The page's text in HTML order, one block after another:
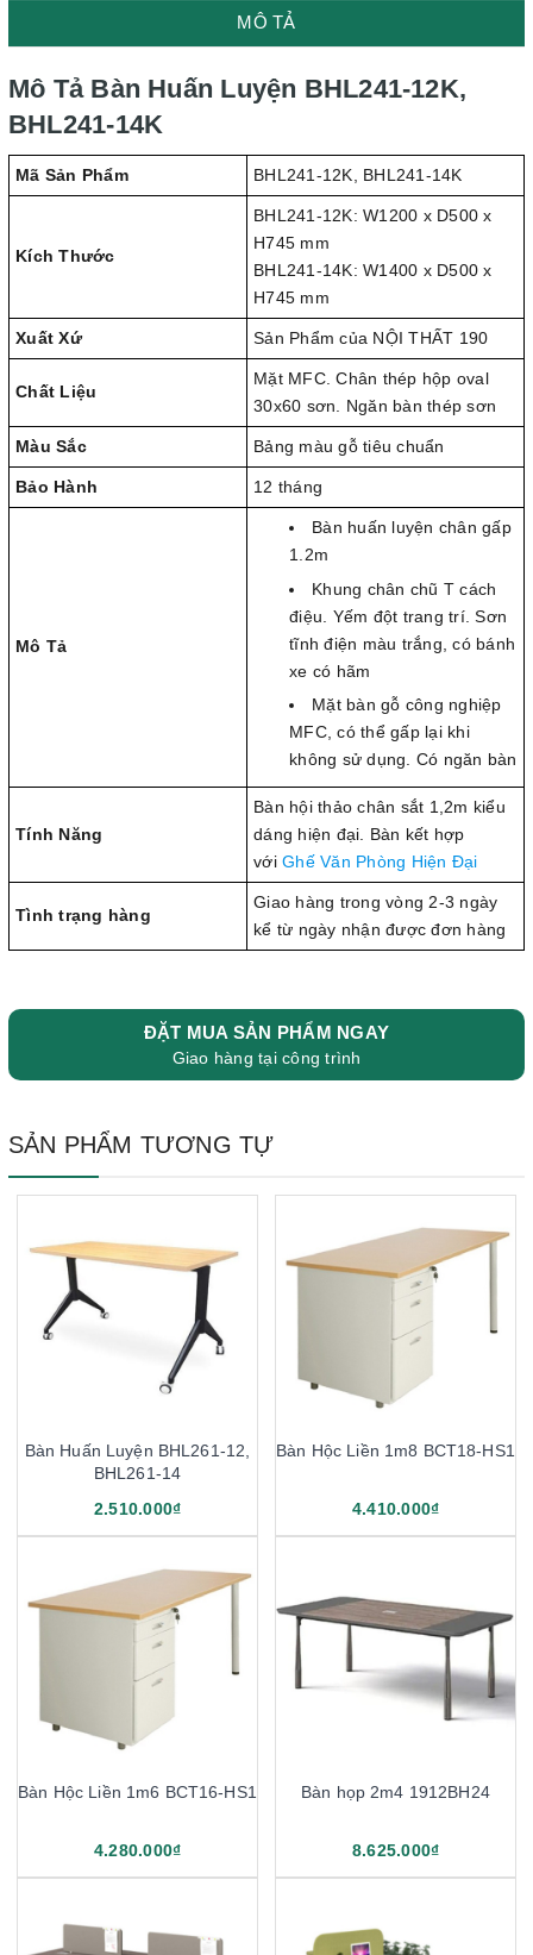
MÔ TẢ
Mô Tả Bàn Huấn Luyện BHL241-12K,
BHL241-14K
Mã Sản Phẩm BHL241-12K, BHL241-14K
Kích Thước
BHL241-12K: W1200 x D500 x
H745 mm
BHL241-14K: W1400 x D500 x
H745 mm
Xuất Xứ Sản Phẩm của NỘI THẤT 190
Chất Liệu
Mặt MFC. Chân thép hộp oval
30x60 sơn. Ngăn bàn thép sơn
Màu Sắc Bảng màu gỗ tiêu chuẩn
Bảo Hành 12 tháng
Mô Tả
Bàn huấn luyện chân gấp
1.2m
Khung chân chũ T cách
điệu. Yếm đột trang trí. Sơn
tĩnh điện màu trắng, có bánh
xe có hãm
Mặt bàn gỗ công nghiệp
MFC, có thể gấp lại khi
không sử dụng. Có ngăn bàn
Tính Năng
Bàn hội thảo chân sắt 1,2m kiểu
dáng hiện đại. Bàn kết hợp
với Ghế Văn Phòng Hiện Đại
Tình trạng hàng
Giao hàng trong vòng 2-3 ngày
kể từ ngày nhận được đơn hàng
ĐẶT MUA SẢN PHẨM NGAY
Giao hàng tại công trình
SẢN PHẨM TƯƠNG TỰ
Bàn Huấn Luyện BHL261-12,
BHL261-14
2.510.000₫
Bàn Hộc Liền 1m8 BCT18-HS1
4.410.000₫
Bàn Hộc Liền 1m6 BCT16-HS1
4.280.000₫
Bàn họp 2m4 1912BH24
8.625.000₫